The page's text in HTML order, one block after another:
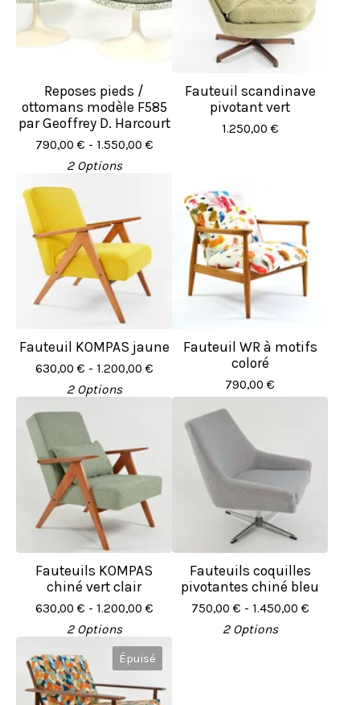
Reposes pieds /
ottomans modèle F585
par Geoffrey D. Harcourt
790,00 € - 1.550,00 €
2 Options
Fauteuil scandinave
pivotant vert
1.250,00 €
Fauteuil KOMPAS jaune
630,00 € - 1.200,00 €
2 Options
Fauteuil WR à motifs
coloré
790,00 €
Fauteuils KOMPAS
chiné vert clair
630,00 € - 1.200,00 €
2 Options
Fauteuils coquilles
pivotantes chiné bleu
750,00 € - 1.450,00 €
2 Options
Épuisé